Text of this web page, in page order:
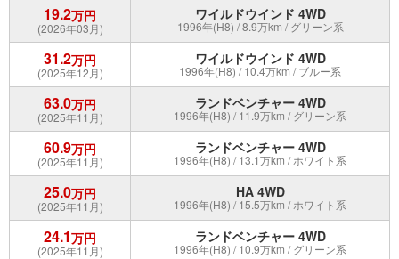
19.2万円
(2026年03月)
ワイルドウインド 4WD
1996年(H8) / 8.9万km / グリーン系
31.2万円
(2025年12月)
ワイルドウインド 4WD
1996年(H8) / 10.4万km / ブルー系
63.0万円
(2025年11月)
ランドベンチャー 4WD
1996年(H8) / 11.9万km / グリーン系
60.9万円
(2025年11月)
ランドベンチャー 4WD
1996年(H8) / 13.1万km / ホワイト系
25.0万円
(2025年11月)
HA 4WD
1996年(H8) / 15.5万km / ホワイト系
24.1万円
(2025年11月)
ランドベンチャー 4WD
1996年(H8) / 10.9万km / グリーン系